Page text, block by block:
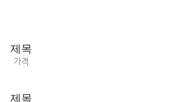
제목
가격
제목